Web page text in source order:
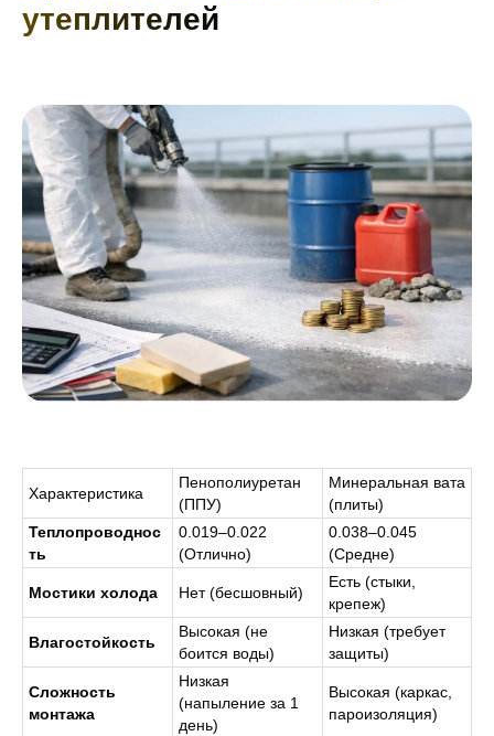
утеплителей
Характеристика
Пенополиуретан
(ППУ)
Минеральная вата
(плиты)
Теплопроводнос
ть
0.019–0.022
(Отлично)
0.038–0.045
(Средне)
Мостики холода Нет (бесшовный)
Есть (стыки,
крепеж)
Влагостойкость
Высокая (не
боится воды)
Низкая (требует
защиты)
Сложность
монтажа
Низкая
(напыление за 1
день)
Высокая (каркас,
пароизоляция)